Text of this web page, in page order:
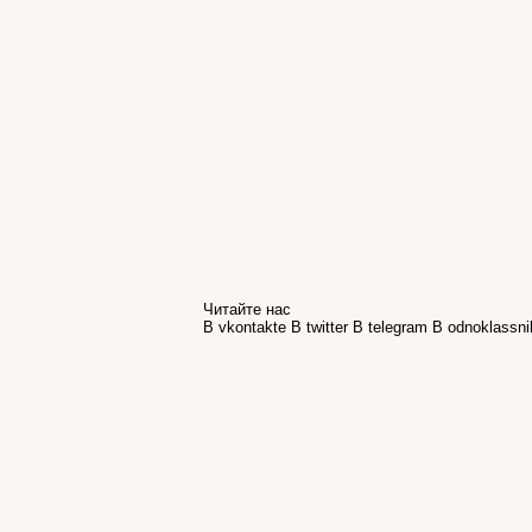
Читайте нас
В vkontakte В twitter В telegram В